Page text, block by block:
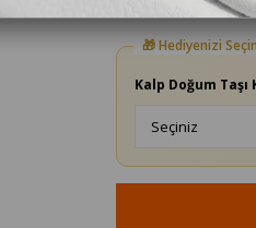
Kalp Doğum